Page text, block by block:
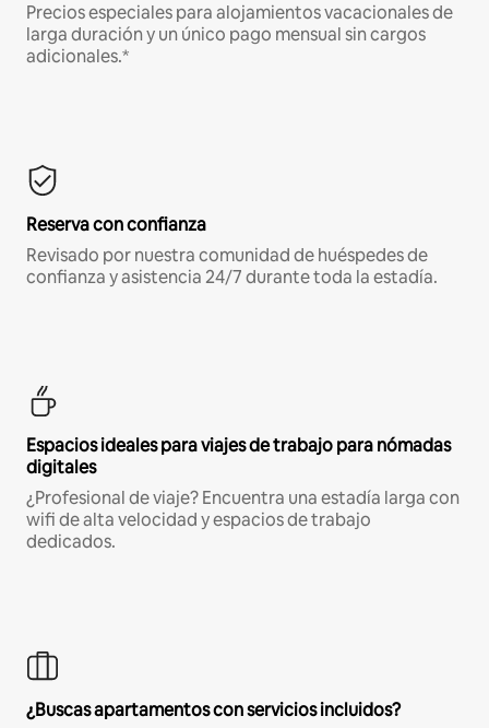
Precios especiales para alojamientos vacacionales de
larga duración y un único pago mensual sin cargos
adicionales.*
Reserva con confianza
Revisado por nuestra comunidad de huéspedes de
confianza y asistencia 24/7 durante toda la estadía.
Espacios ideales para viajes de trabajo para nómadas
digitales
¿Profesional de viaje? Encuentra una estadía larga con
wifi de alta velocidad y espacios de trabajo
dedicados.
¿Buscas apartamentos con servicios incluidos?